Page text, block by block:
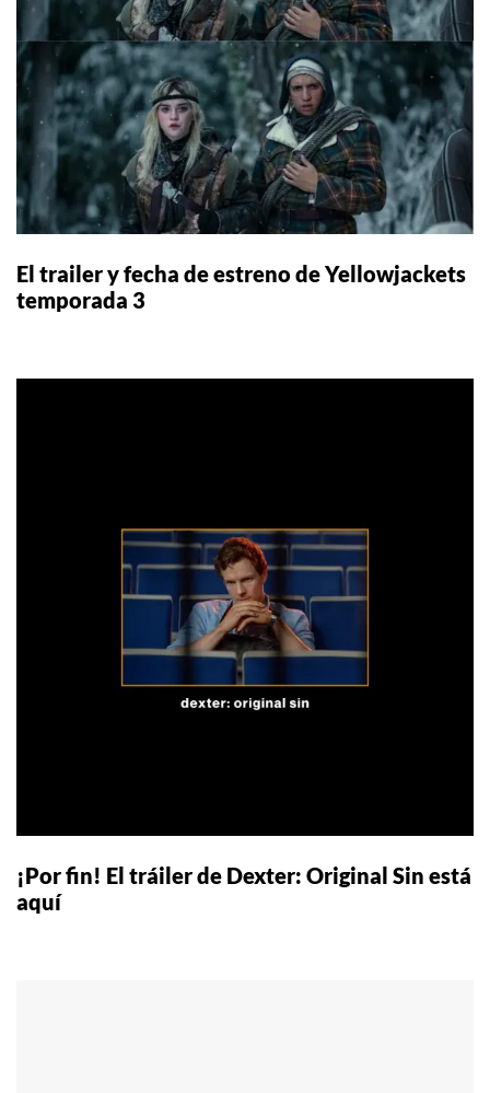
El trailer y fecha de estreno de Yellowjackets
temporada 3
¡Por fin! El tráiler de Dexter: Original Sin está
aquí